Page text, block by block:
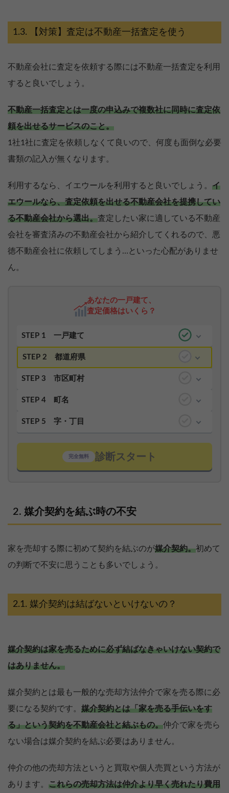
【対策】査定は不動産一括査定を使う
不動産会社に査定を依頼する際には不動産一括査定を利用
すると良いでしょう。
不動産一括査定とは一度の申込みで複数社に同時に査定依
頼を出せるサービスのこと。
1社1社に査定を依頼しなくて良いので、何度も面倒な必要
書類の記入が無くなります。
利用するなら、イエウールを利用すると良いでしょう。 イ
エウールなら、査定依頼を出せる不動産会社を提携してい
る不動産会社から選出。査定したい家に適している不動産
会社を審査済みの不動産会社から紹介してくれるので、悪
徳不動産会社に依頼してしまう…といった心配がありませ
ん。
あなたの一戸建て、
査定価格はいくら？
STEP 1 一戸建て
STEP 2 都道府県
STEP 3 市区町村
STEP 4 町名
STEP 5 字・丁目
完全無料 診断スタート
媒介契約を結ぶ時の不安
家を売却する際に初めて契約を結ぶのが媒介契約。初めて
の判断で不安に思うことも多いでしょう。
媒介契約は結ばないといけないの？
媒介契約は家を売るために必ず結ばなきゃいけない契約で
はありません。
媒介契約とは最も一般的な売却方法仲介で家を売る際に必
要になる契約です。 媒介契約とは「家を売る手伝いをす
る」という契約を不動産会社と結ぶもの。仲介で家を売ら
ない場合は媒介契約を結ぶ必要はありません。
仲介の他の売却方法というと買取や個人売買という方法が
あります。 これらの売却方法は仲介より早く売れたり費用